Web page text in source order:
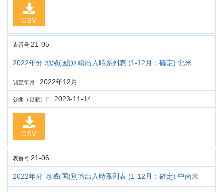
CSV
表番号 21-05
2022年分 地域(国)別輸出入時系列表 (1-12月：確定) 北米
調査年月 2022年12月
公開（更新）日 2023-11-14
CSV
表番号 21-06
2022年分 地域(国)別輸出入時系列表 (1-12月：確定) 中南米